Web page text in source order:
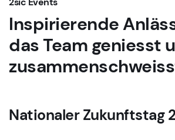
Inspirierende
das Team geniesst
Nationaler Zukunftstag